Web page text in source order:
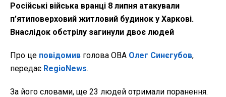
Російські війська вранці 8 липня атакували
п’ятиповерховий житловий будинок у Харкові.
Внаслідок обстрілу загинули двоє людей
Про це повідомив голова ОВА Олег Синєгубов,
передає RegioNews.
За його словами, ще 23 людей отримали поранення.